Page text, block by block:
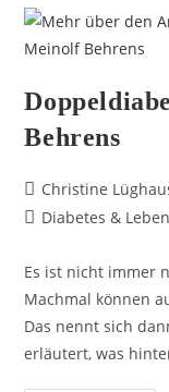
Behrens
Christine
Diabetes & Leben
Es ist nicht immer
Machmal können
Das nennt sich
erläutert, was